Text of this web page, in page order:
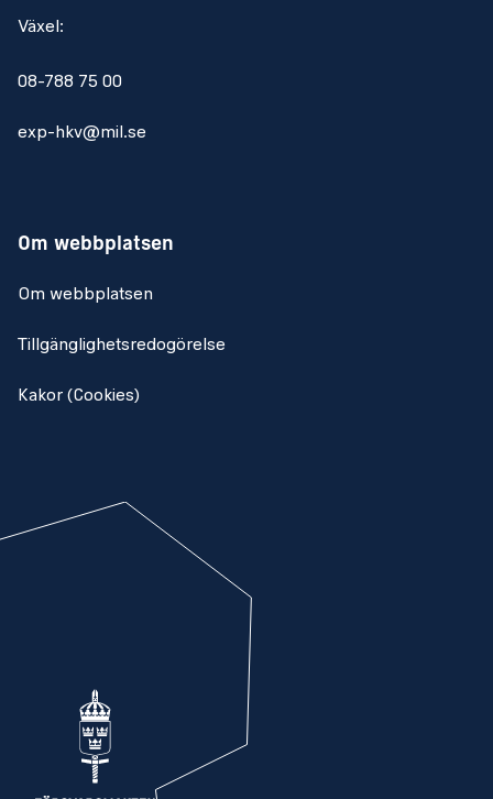
Växel:
08-788 75 00
exp-hkv@mil.se
Om webbplatsen
Om webbplatsen
Tillgänglighetsredogörelse
Kakor (Cookies)